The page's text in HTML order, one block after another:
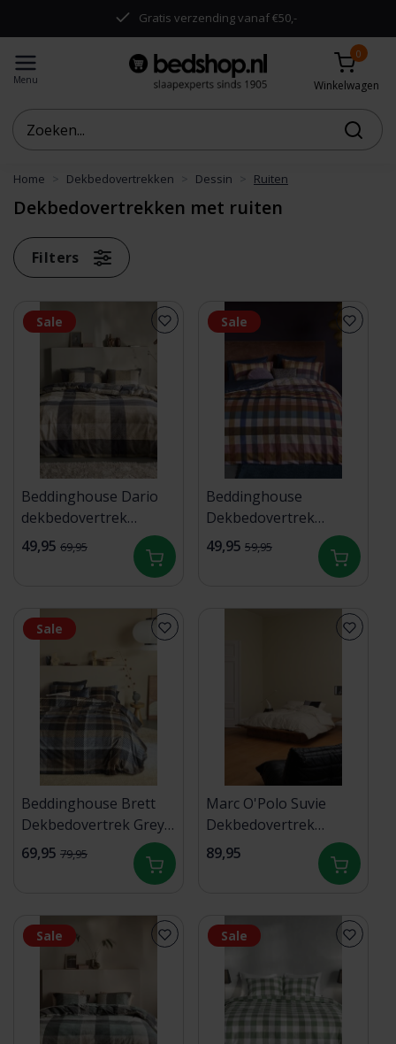
Gratis verzending vanaf €50,-
Menu
0
Winkelwagen
Home Dekbedovertrekken Dessin Ruiten
Dekbedovertrekken met ruiten
Filters
Sale
Beddinghouse Dario
dekbedovertrek
140x200/220 Taupe
49,95 69,95
Sale
Beddinghouse
Dekbedovertrek
Reeves Multi
49,95 59,95
Sale
Beddinghouse Brett
Dekbedovertrek Grey
140x200/220 cm
69,95 79,95
Marc O'Polo Suvie
Dekbedovertrek
Oatmeal 140x200/220
89,95
Sale Sale